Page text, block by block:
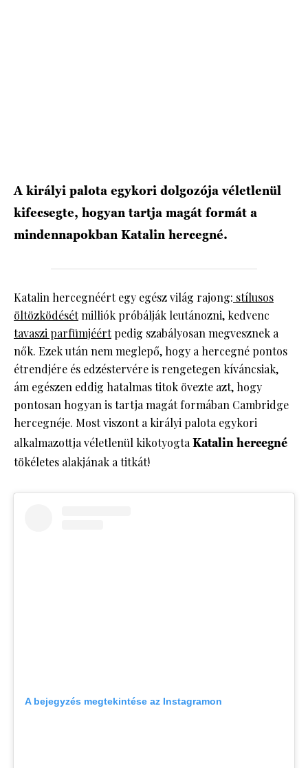
A királyi palota egykori dolgozója véletlenül
kifecsegte, hogyan tartja magát formát a
mindennapokban Katalin hercegné.
Katalin hercegnéért egy egész világ rajong: stílusos
öltözködésétmilliók próbálják leutánozni, kedvenc
tavaszi parfümjéértpedig szabályosan megvesznek a
nők. Ezek után nem meglepő, hogy a hercegné pontos
étrendjére és edzéstervére is rengetegen kíváncsiak,
ám egészen eddig hatalmas titok övezte azt, hogy
pontosan hogyan is tartja magát formában Cambridge
hercegnéje. Most viszont a királyi palota egykori
alkalmazottja véletlenül kikotyogtaKatalin hercegné
tökéletes alakjának a titkát!
A bejegyzés megtekintése az Instagramon